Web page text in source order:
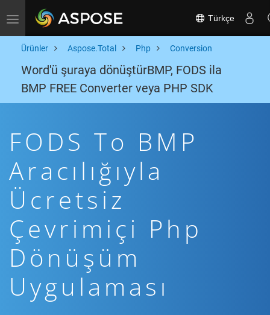
Toggle navigation Türkçe
Ürünler Aspose.Total Php Conversion
Word'ü şuraya dönüştürBMP, FODS ila
BMP FREE Converter veya PHP SDK
FODS To BMP
Aracılığıyla
Ücretsiz
Çevrimiçi Php
Dönüşüm
Uygulaması